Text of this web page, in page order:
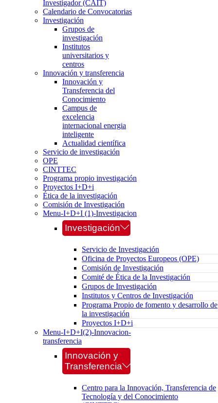
Investigador (CAIT)
Calendario de Convocatorias
Investigación
Grupos de
investigación
Institutos
universitarios y
centros
Innovación y transferencia
Innovación y
Transferencia del
Conocimiento
Campus de
excelencia
internacional energia
inteligente
Actualidad científica
Servicio de investigación
OPE
CINTTEC
Programa propio investigación
Proyectos I+D+i
Ética de la investigación
Comisión de Investigación
Menu-I+D+I (1)-Investigacion
Investigación
Servicio de Investigación
Oficina de Proyectos Europeos (OPE)
Comisión de Investigación
Comité de Ética de la Investigación
Grupos de Investigación
Institutos y Centros de Investigación
Programa Propio de fomento y desarrollo de
la investigación
Proyectos I+D+i
Menu-I+D+I(2)-Innovacion-
transferencia
Innovación y
Transferencia
Centro para la Innovación, Transferencia de
Tecnología y del Conocimiento